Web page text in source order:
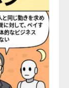
mirAIs（ミ
目標を決定